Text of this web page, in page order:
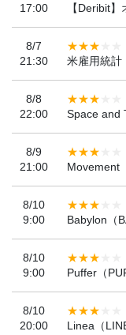
17:00
【Deribit
8/7
21:30
米雇用統計
8/8
22:00
Space and
8/9
21:00
Movement
8/10
9:00
Babylon（
8/10
9:00
Puffer（
8/10
20:00
Linea（